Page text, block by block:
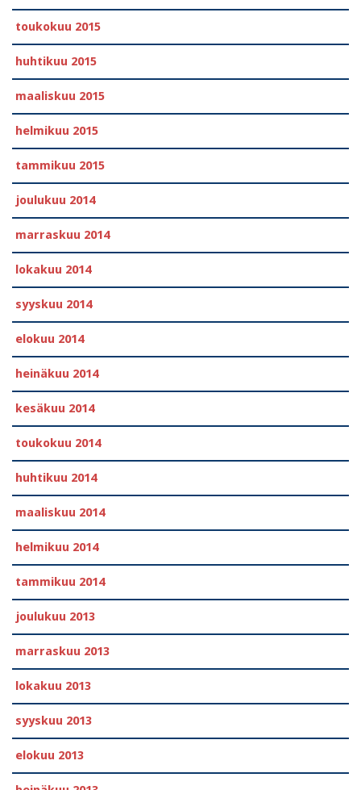
toukokuu 2015
huhtikuu 2015
maaliskuu 2015
helmikuu 2015
tammikuu 2015
joulukuu 2014
marraskuu 2014
lokakuu 2014
syyskuu 2014
elokuu 2014
heinäkuu 2014
kesäkuu 2014
toukokuu 2014
huhtikuu 2014
maaliskuu 2014
helmikuu 2014
tammikuu 2014
joulukuu 2013
marraskuu 2013
lokakuu 2013
syyskuu 2013
elokuu 2013